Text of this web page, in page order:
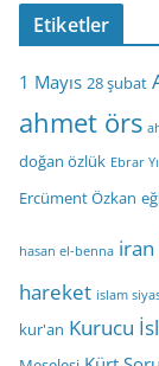
Etiketler
1 Mayıs 28 şubat
ahmet örs
doğan özlük Ebrar
Ercüment Özkan
hasan el-benna iran
hareket islam
kur'an Kurucu